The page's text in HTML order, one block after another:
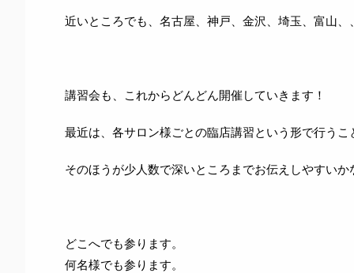
近いところでも、名古屋、神戸、金沢、埼玉、富山、
講習会も、これからどんどん開催していきます！
最近は、各サロン様ごとの臨店講習という形で行うこ
そのほうが少人数で深いところまでお伝えしやすいか
どこへでも参ります。
何名様でも参ります。